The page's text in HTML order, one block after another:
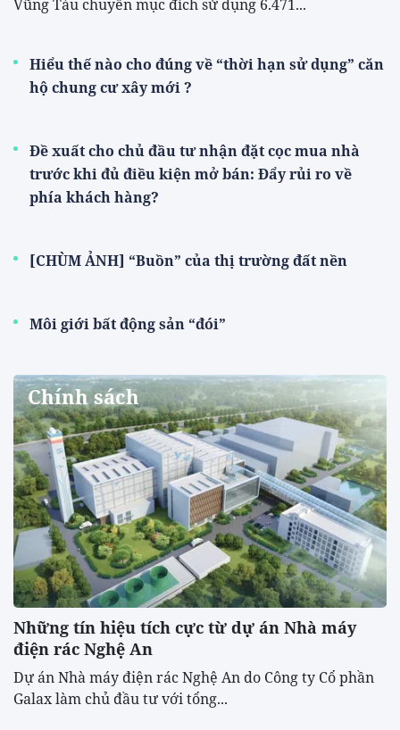
Vũng Tàu chuyển mục đích sử dụng 6.471...
Hiểu thế nào cho đúng về “thời hạn sử dụng” căn
hộ chung cư xây mới ?
Đề xuất cho chủ đầu tư nhận đặt cọc mua nhà
trước khi đủ điều kiện mở bán: Đẩy rủi ro về
phía khách hàng?
[CHÙM ẢNH] “Buồn” của thị trường đất nền
Môi giới bất động sản “đói”
Chính sách
Những tín hiệu tích cực từ dự án Nhà máy
điện rác Nghệ An
Dự án Nhà máy điện rác Nghệ An do Công ty Cổ phần
Galax làm chủ đầu tư với tổng...